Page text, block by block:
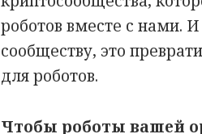
роботов вместе с нами.
сообществу, это
для роботов.
Чтобы роботы вашей